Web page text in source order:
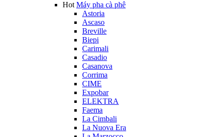
Hot Máy pha cà phê
Astoria
Ascaso
Breville
Biepi
Carimali
Casadio
Casanova
Corrima
CIME
Expobar
ELEKTRA
Faema
La Cimbali
La Nuova Era